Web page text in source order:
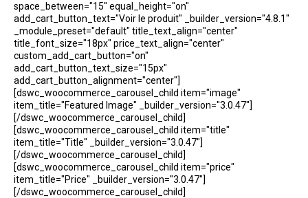
space_between="15" equal_height="on"
add_cart_button_text="Voir le produit" _builder_version="4.8.1"
_module_preset="default" title_text_align="center"
title_font_size="18px" price_text_align="center"
custom_add_cart_button="on"
add_cart_button_text_size="15px"
add_cart_button_alignment="center"]
[dswc_woocommerce_carousel_child item="image"
item_title="Featured Image" _builder_version="3.0.47"]
[/dswc_woocommerce_carousel_child]
[dswc_woocommerce_carousel_child item="title"
item_title="Title" _builder_version="3.0.47"]
[/dswc_woocommerce_carousel_child]
[dswc_woocommerce_carousel_child item="price"
item_title="Price" _builder_version="3.0.47"]
[/dswc_woocommerce_carousel_child]